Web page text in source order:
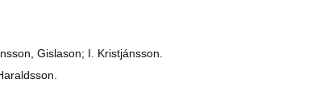
Gislason; I. Kristjánsson.